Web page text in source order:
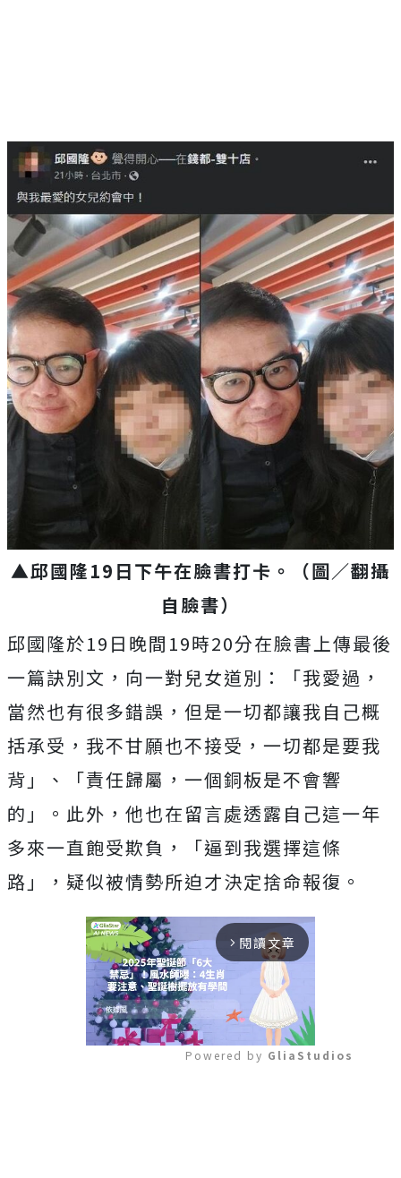
▲邱國隆19日下午在臉書打卡。（圖／翻攝
自臉書）
邱國隆於19日晚間19時20分在臉書上傳最後
一篇訣別文，向一對兒女道別：
「我愛過，
當然也有很多錯誤，但是一切都讓我自己概
括承受，我不甘願也不接受，一切都是要我
背」、「責任歸屬，一個銅板是不會響
的」。此外，他也在留言處透露自己這一年
多來一直飽受欺負，「逼到我選擇這條
路」，疑似被情勢所迫才決定捨命報復。
arrow_forward_ios 閱讀文章
Powered by GliaStudios